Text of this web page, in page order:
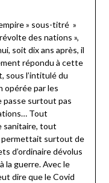
» sous-titré »
des nations »,
soit dix ans après, il
répondu à cette
sous l’intitulé du
opérée par les
passe surtout pas
Tout
sanitaire, tout
permettait surtout de
d’ordinaire dévolus
la guerre. Avec le
dire que le Covid